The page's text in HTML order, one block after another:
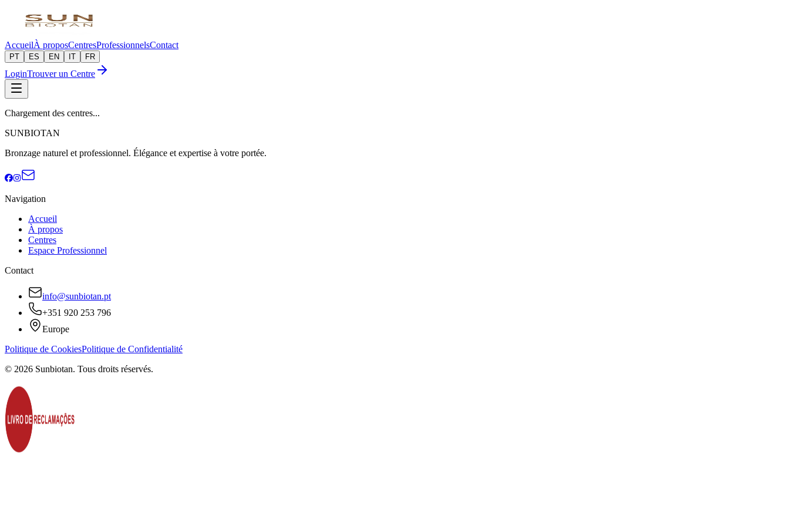
AccueilÀ proposCentresProfessionnelsContact
PT ES EN IT FR
LoginTrouver un Centre
Chargement des centres...
SUNBIOTAN
Bronzage naturel et professionnel. Élégance et expertise à votre portée.
Navigation
Accueil
À propos
Centres
Espace Professionnel
Contact
info@sunbiotan.pt
+351 920 253 796
Europe
Politique de CookiesPolitique de Confidentialité
© 2026 Sunbiotan. Tous droits réservés.